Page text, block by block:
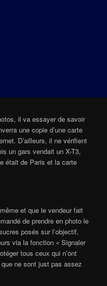
il va essayer de savoir
une copie d’une carte
D’ailleurs, il ne vérifient
un gars vendait un X-T3,
était de Paris et la carte
et que le vendeur fait
de prendre en photo le
posés sur l’objectif,
via la fonction « Signaler
tous ceux qui n’ont
ne sont just pas assez